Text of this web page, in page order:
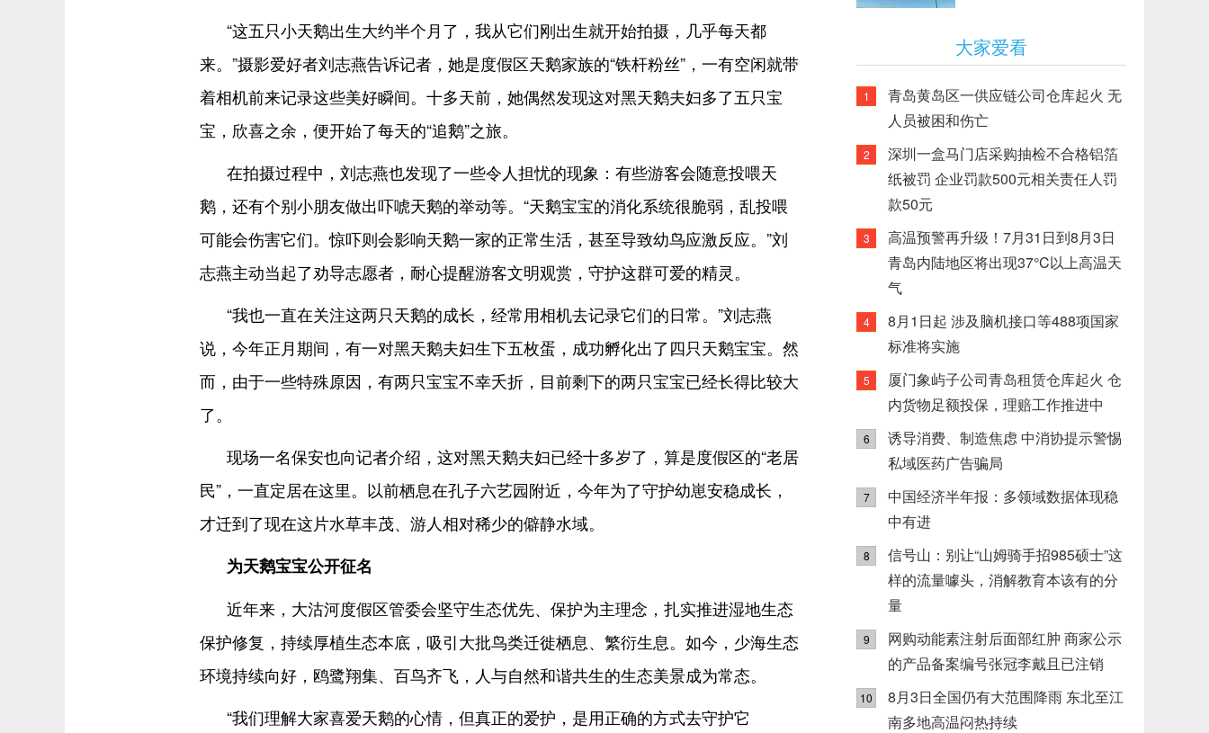
“这五只小天鹅出生大约半个月了，我从它们刚出生就开始拍摄，几乎每天都
来。”摄影爱好者刘志燕告诉记者，她是度假区天鹅家族的“铁杆粉丝”，一有空闲就带
着相机前来记录这些美好瞬间。十多天前，她偶然发现这对黑天鹅夫妇多了五只宝
宝，欣喜之余，便开始了每天的“追鹅”之旅。
在拍摄过程中，刘志燕也发现了一些令人担忧的现象：有些游客会随意投喂天
鹅，还有个别小朋友做出吓唬天鹅的举动等。“天鹅宝宝的消化系统很脆弱，乱投喂
可能会伤害它们。惊吓则会影响天鹅一家的正常生活，甚至导致幼鸟应激反应。”刘
志燕主动当起了劝导志愿者，耐心提醒游客文明观赏，守护这群可爱的精灵。
“我也一直在关注这两只天鹅的成长，经常用相机去记录它们的日常。”刘志燕
说，今年正月期间，有一对黑天鹅夫妇生下五枚蛋，成功孵化出了四只天鹅宝宝。然
而，由于一些特殊原因，有两只宝宝不幸夭折，目前剩下的两只宝宝已经长得比较大
了。
现场一名保安也向记者介绍，这对黑天鹅夫妇已经十多岁了，算是度假区的“老居
民”，一直定居在这里。以前栖息在孔子六艺园附近，今年为了守护幼崽安稳成长，
才迁到了现在这片水草丰茂、游人相对稀少的僻静水域。
为天鹅宝宝公开征名
近年来，大沽河度假区管委会坚守生态优先、保护为主理念，扎实推进湿地生态
保护修复，持续厚植生态本底，吸引大批鸟类迁徙栖息、繁衍生息。如今，少海生态
环境持续向好，鸥鹭翔集、百鸟齐飞，人与自然和谐共生的生态美景成为常态。
“我们理解大家喜爱天鹅的心情，但真正的爱护，是用正确的方式去守护它
大家爱看
1
青岛黄岛区一供应链公司仓库起火 无
人员被困和伤亡
2
深圳一盒马门店采购抽检不合格铝箔
纸被罚 企业罚款500元相关责任人罚
款50元
3
高温预警再升级！7月31日到8月3日
青岛内陆地区将出现37°C以上高温天
气
4
8月1日起 涉及脑机接口等488项国家
标准将实施
5
厦门象屿子公司青岛租赁仓库起火 仓
内货物足额投保，理赔工作推进中
6
诱导消费、制造焦虑 中消协提示警惕
私域医药广告骗局
7
中国经济半年报：多领域数据体现稳
中有进
8
信号山：别让“山姆骑手招985硕士”这
样的流量噱头，消解教育本该有的分
量
9
网购动能素注射后面部红肿 商家公示
的产品备案编号张冠李戴且已注销
10
8月3日全国仍有大范围降雨 东北至江
南多地高温闷热持续